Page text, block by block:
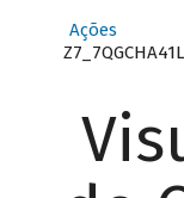
Ações